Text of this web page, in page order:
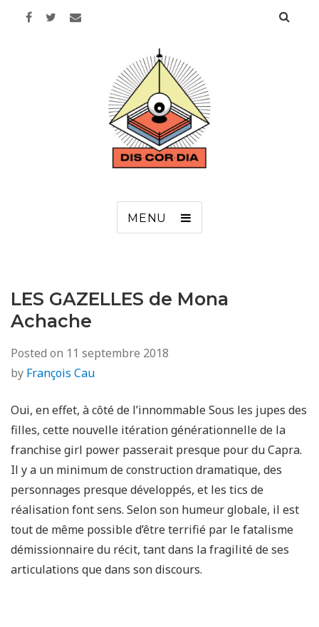
MENU
LES GAZELLES de Mona
Achache
Posted on 11 septembre 2018
by François Cau
Oui, en effet, à côté de l’innommable Sous les jupes des
filles, cette nouvelle itération générationnelle de la
franchise girl power passerait presque pour du Capra.
Il y a un minimum de construction dramatique, des
personnages presque développés, et les tics de
réalisation font sens. Selon son humeur globale, il est
tout de même possible d’être terrifié par le fatalisme
démissionnaire du récit, tant dans la fragilité de ses
articulations que dans son discours.